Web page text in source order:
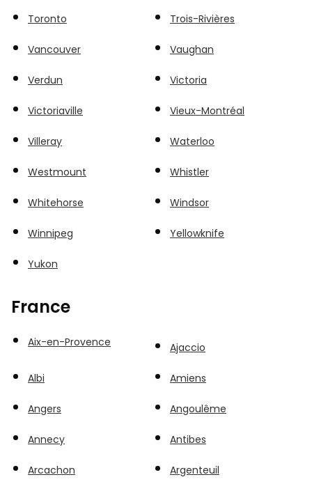
Toronto Trois-Rivières
Vancouver Vaughan
Verdun Victoria
Victoriaville Vieux-Montréal
Villeray Waterloo
Westmount Whistler
Whitehorse Windsor
Winnipeg Yellowknife
Yukon
France
Aix-en-Provence Ajaccio
Albi Amiens
Angers Angoulême
Annecy Antibes
Arcachon Argenteuil